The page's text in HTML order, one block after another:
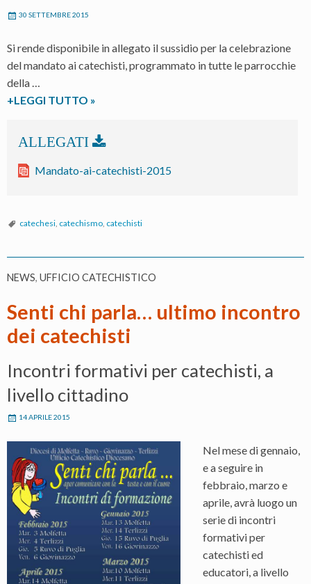
30 SETTEMBRE 2015
Si rende disponibile in allegato il sussidio per la celebrazione
del mandato ai catechisti, programmato in tutte le parrocchie
della …
+LEGGI TUTTO SUSSIDIO
MANDATO
AI
»
Mandato-ai-catechisti-2015
catechesi catechismo catechisti
NEWS, UFFICIO CATECHISTICO
Senti chi parla… ultimo incontro
dei catechisti
Incontri formativi per catechisti, a
livello cittadino
14 APRILE 2015
Nel mese di gennaio,
e a seguire in
febbraio, marzo e
aprile, avrà luogo un
serie di incontri
formativi per
catechisti ed
educatori, a livello